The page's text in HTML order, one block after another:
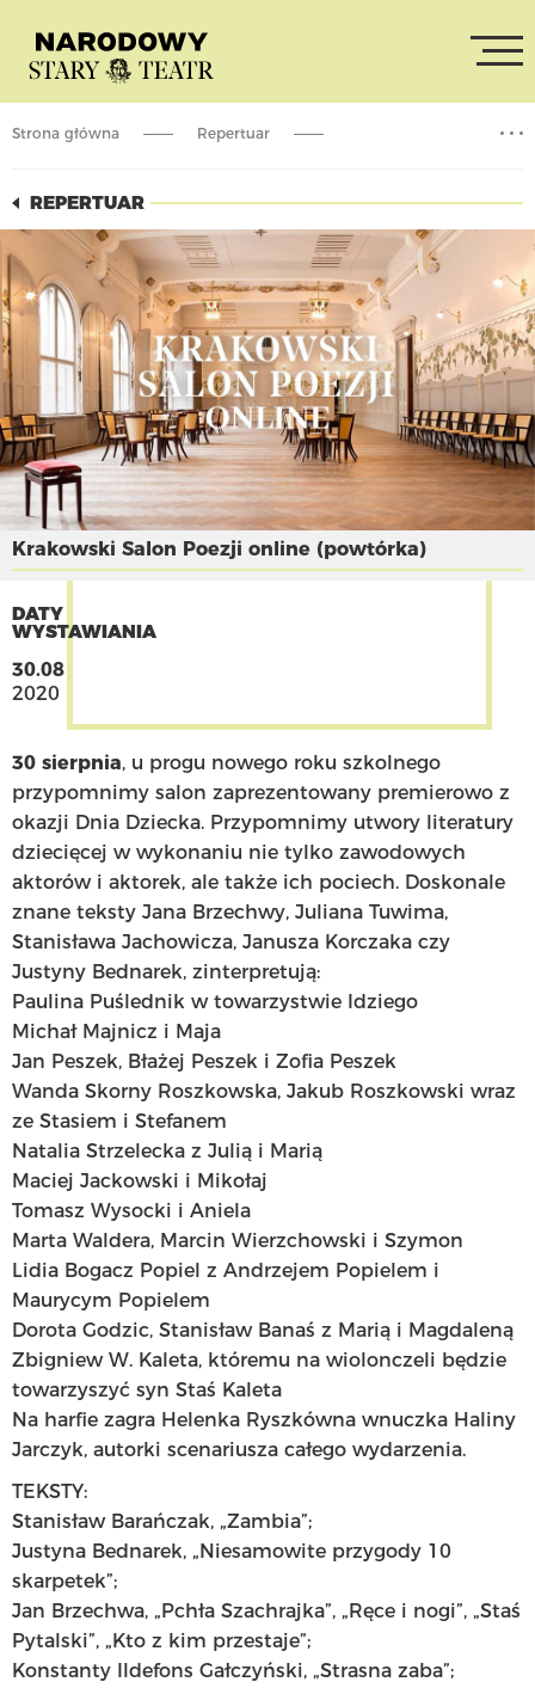
Strona główna
Repertuar
REPERTUAR
Krakowski Salon Poezji online (powtórka)
DATY
WYSTAWIANIA
30.08
2020
30 sierpnia, u progu nowego roku szkolnego
przypomnimy salon zaprezentowany premierowo z
okazji Dnia Dziecka. Przypomnimy utwory literatury
dziecięcej w wykonaniu nie tylko zawodowych
aktorów i aktorek, ale także ich pociech. Doskonale
znane teksty Jana Brzechwy, Juliana Tuwima,
Stanisława Jachowicza, Janusza Korczaka czy
Justyny Bednarek, zinterpretują:
Paulina Puślednik w towarzystwie Idziego
Michał Majnicz i Maja
Jan Peszek, Błażej Peszek i Zofia Peszek
Wanda Skorny Roszkowska, Jakub Roszkowski wraz
ze Stasiem i Stefanem
Natalia Strzelecka z Julią i Marią
Maciej Jackowski i Mikołaj
Tomasz Wysocki i Aniela
Marta Waldera, Marcin Wierzchowski i Szymon
Lidia Bogacz Popiel z Andrzejem Popielem i
Maurycym Popielem
Dorota Godzic, Stanisław Banaś z Marią i Magdaleną
Zbigniew W. Kaleta, któremu na wiolonczeli będzie
towarzyszyć syn Staś Kaleta
Na harfie zagra Helenka Ryszkówna wnuczka Haliny
Jarczyk, autorki scenariusza całego wydarzenia.
TEKSTY:
Stanisław Barańczak, „Zambia”;
Justyna Bednarek, „Niesamowite przygody 10
skarpetek”;
Jan Brzechwa, „Pchła Szachrajka”, „Ręce i nogi”, „Staś
Pytalski”, „Kto z kim przestaje”;
Konstanty Ildefons Gałczyński, „Strasna zaba”;